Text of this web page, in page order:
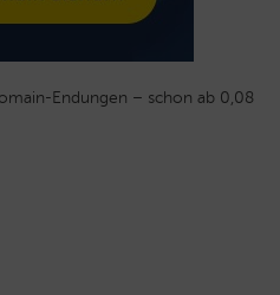
Endungen – schon ab 0,08